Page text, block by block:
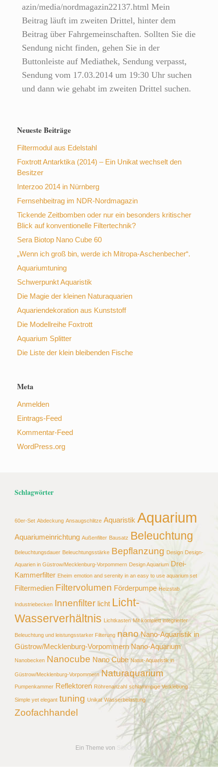
azin/media/nordmagazin22137.html Mein
Beitrag läuft im zweiten Drittel, hinter dem
Beitrag über Fahrgemeinschaften. Sollten Sie die
Sendung nicht finden, gehen Sie in der
Buttonleiste auf Mediathek, Sendung verpasst,
Sendung vom 17.03.2014 um 19:30 Uhr suchen
und dann wie gehabt im zweiten Drittel suchen.
Neueste Beiträge
Filtermodul aus Edelstahl
Foxtrott Antarktika (2014) – Ein Unikat wechselt den
Besitzer
Interzoo 2014 in Nürnberg
Fernsehbeitrag im NDR-Nordmagazin
Tickende Zeitbomben oder nur ein besonders kritischer
Blick auf konventionelle Filtertechnik?
Sera Biotop Nano Cube 60
„Wenn ich groß bin, werde ich Mitropa-Aschenbecher“.
Aquariumtuning
Schwerpunkt Aquaristik
Die Magie der kleinen Naturaquarien
Aquariendekoration aus Kunststoff
Die Modellreihe Foxtrott
Aquarium Splitter
Die Liste der klein bleibenden Fische
Meta
Anmelden
Eintrags-Feed
Kommentar-Feed
WordPress.org
Schlagwörter
60er-Set Abdeckung Ansaugschlitze Aquaristik Aquarium
Aquariumeinrichtung Außenfilter Bausatz Beleuchtung
Beleuchtungsdauer Beleuchtungsstärke Bepflanzung Design Design-
Aquarien in Güstrow/Mecklenburg-Vorpommern Design Aquarium Drei-
Kammerfilter Eheim emotion and serenity in an easy to use aquarium set
Filtermedien Filtervolumen Förderpumpe Heizstab
Industriebecken Innenfilter licht Licht-
Wasserverhältnis
Lichtkasten Mit komplett integrierter
Beleuchtung und leistungsstarker Filterung nano Nano-Aquaristik in
Güstrow/Mecklenburg-Vorpommern Nano-Aquarium
Nanobecken Nanocube Nano Cube Natur-Aquaristik in
Güstrow/Mecklenburg-Vorpommern Naturaquarium
Pumpenkammer Reflektoren Röhrenanzahl schlammpige Verklebung
Simple yet elegant tuning Unikat Wasserbelastung
Zoofachhandel
Ein Theme von SiteOrigin